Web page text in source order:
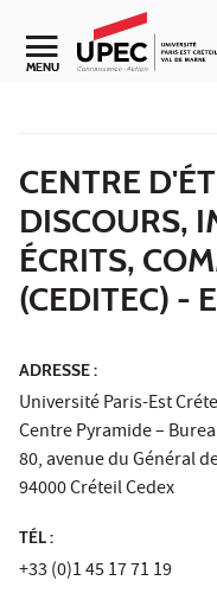
Aller au contenu
Navigation secondaire
MENU
CENTRE
DISCOURS,
ÉCRITS,
(CEDITEC) -
ADRESSE :
Université Paris-Est
Centre Pyramide –
80, avenue du Général
94000 Créteil Cedex
TÉL :
+33 (0)1 45 17 71 19